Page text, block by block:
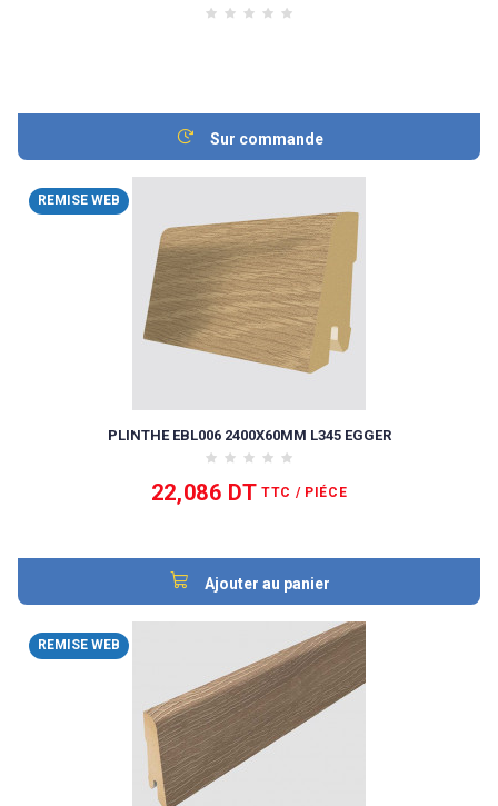
Sur commande
REMISE WEB
PLINTHE EBL006 2400X60MM L345 EGGER
22,086 DT TTC / PIÉCE
Ajouter au panier
REMISE WEB